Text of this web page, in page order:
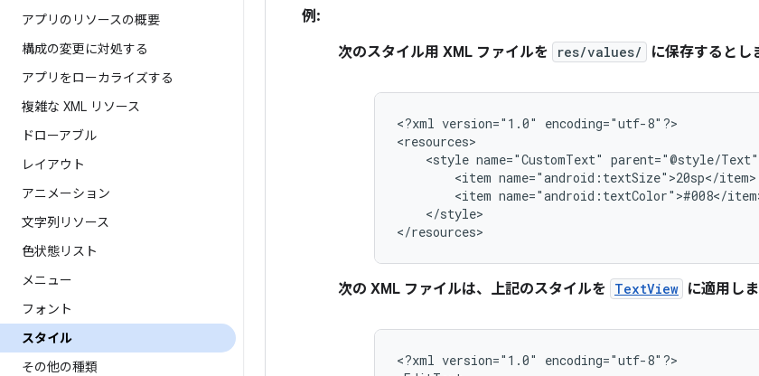
アプリのリソースの概要
構成の変更に対処する
アプリをローカライズする
複雑な XML リソース
ドローアブル
レイアウト
アニメーション
文字列リソース
色状態リスト
メニュー
フォント
スタイル
その他の種類
例:
次のスタイル用 XML ファイルを
res/values/ に保存するとし
<?xml version="1.0"
encoding="utf-8"?>
<style name="CustomText"
<item
<item
</style>
</resources>
次の XML ファイルは、上記のスタイルを TextView に適用し
<?xml version="1.0"
encoding="utf-8"?>